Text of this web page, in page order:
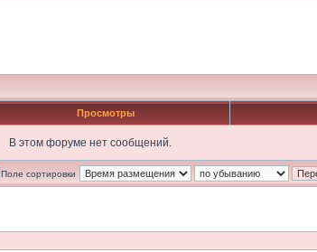
Просмотры
В этом форуме нет сообщений.
Поле сортировки